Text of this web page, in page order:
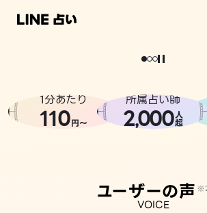
相談事例
どうせなら
。
1分あたり
110円〜
所属占い師
2,000人
超
ユーザーの声
VOICE